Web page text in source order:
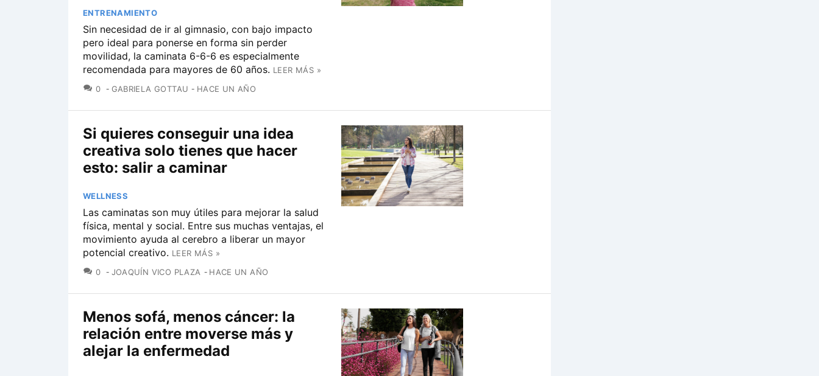
ENTRENAMIENTO
Sin necesidad de ir al gimnasio, con bajo impacto
pero ideal para ponerse en forma sin perder
movilidad, la caminata 6-6-6 es especialmente
recomendada para mayores de 60 años. LEER MÁS »
0 COMENTARIOS
GABRIELA GOTTAU HACE UN AÑO
Si quieres conseguir una idea
creativa solo tienes que hacer
esto: salir a caminar
WELLNESS
Las caminatas son muy útiles para mejorar la salud
física, mental y social. Entre sus muchas ventajas, el
movimiento ayuda al cerebro a liberar un mayor
potencial creativo. LEER MÁS »
0 COMENTARIOS
JOAQUÍN VICO PLAZA HACE UN AÑO
Menos sofá, menos cáncer: la
relación entre moverse más y
alejar la enfermedad